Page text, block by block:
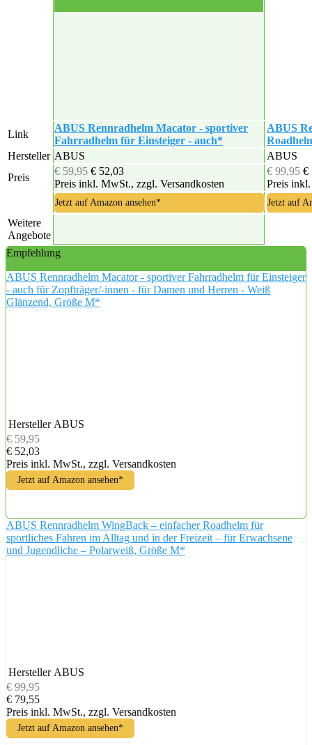
Link
ABUS Rennradhelm Macator - sportiver
Fahrradhelm für Einsteiger - auch*
ABUS
Hersteller ABUS
ABUS
Preis
€ 59,95 € 52,03
Preis inkl. MwSt., zzgl. Versandkosten
€ 99,95 €
Preis
Jetzt auf Amazon ansehen* Jetzt auf
Weitere
Angebote
Empfehlung
ABUS Rennradhelm Macator - sportiver Fahrradhelm für Einsteiger
- auch für Zopfträger/-innen - für Damen und Herren - Weiß
Glänzend, Größe M*
Hersteller ABUS
€ 59,95
€ 52,03
Preis inkl. MwSt., zzgl. Versandkosten
Jetzt auf Amazon ansehen*
ABUS Rennradhelm WingBack – einfacher Roadhelm für
sportliches Fahren im Alltag und in der Freizeit – für Erwachsene
und Jugendliche – Polarweiß, Größe M*
Hersteller ABUS
€ 99,95
€ 79,55
Preis inkl. MwSt., zzgl. Versandkosten
Jetzt auf Amazon ansehen*